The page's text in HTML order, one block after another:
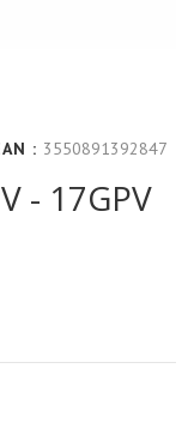
: 3550891392847
- 17GPV